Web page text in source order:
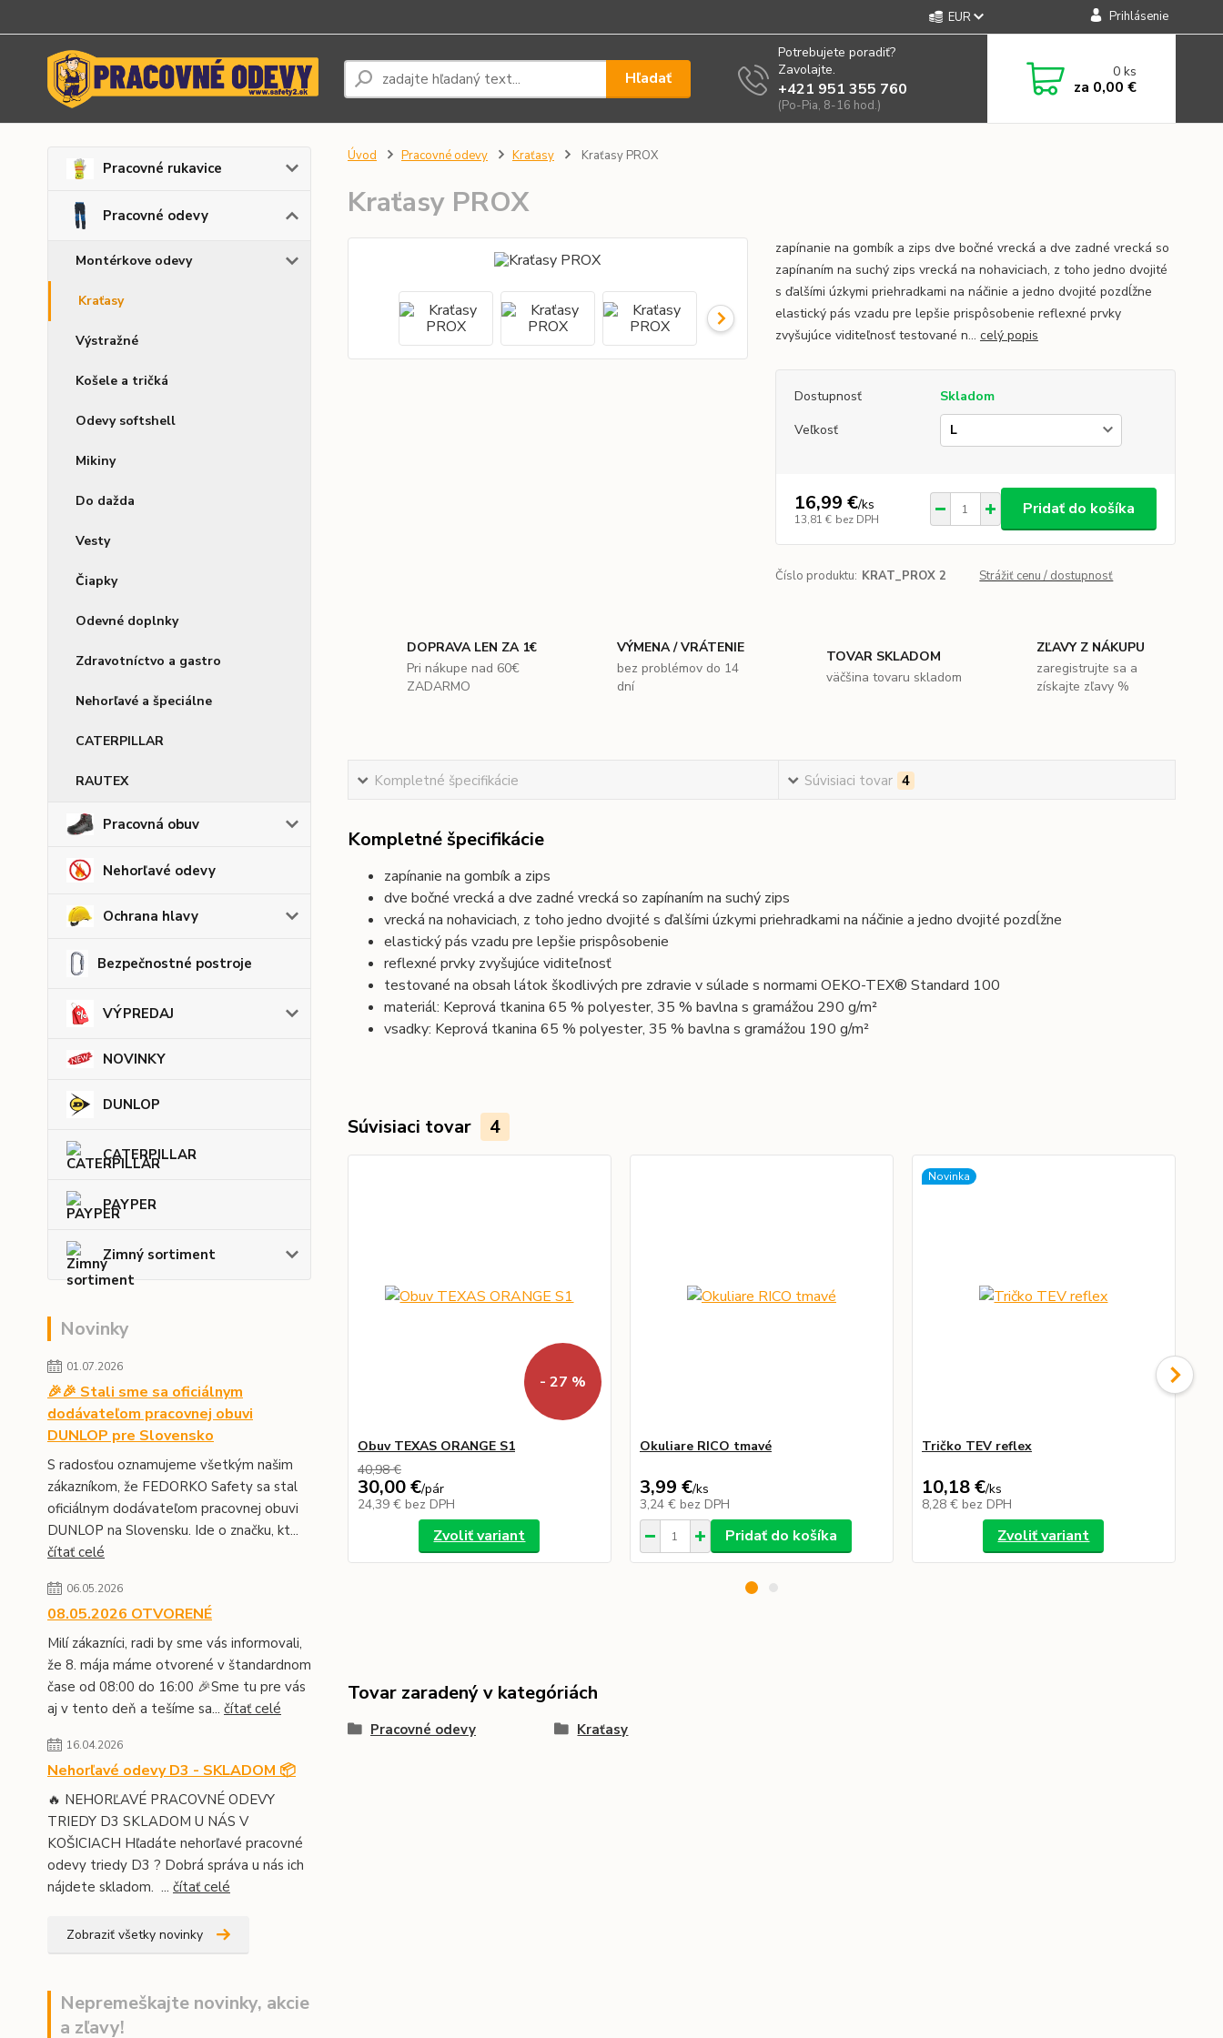
EUR Prihlásenie
Hľadať
Potrebujete poradiť?
Zavolajte.
+421 951 355 760
(Po-Pia, 8-16 hod.)
0ks
za 0,00 €
Pracovné rukavice
Pracovné odevy
Montérkove odevy
Kraťasy
Výstražné
Košele a tričká
Odevy softshell
Mikiny
Do dažda
Vesty
Čiapky
Odevné doplnky
Zdravotníctvo a gastro
Nehorľavé a špeciálne
CATERPILLAR
RAUTEX
Pracovná obuv
Nehorľavé odevy
Ochrana hlavy
Bezpečnostné postroje
VÝPREDAJ
NOVINKY
DUNLOP
CATERPILLAR
PAYPER
Zimný sortiment
Novinky
01.07.2026
🎉🎉 Stali sme sa oficiálnym
dodávateľom pracovnej obuvi
DUNLOP pre Slovensko
S radosťou oznamujeme všetkým našim
zákazníkom, že FEDORKO Safety sa stal
oficiálnym dodávateľom pracovnej obuvi
DUNLOP na Slovensku. Ide o značku, kt...
čítať celé
06.05.2026
08.05.2026 OTVORENÉ
Milí zákazníci, radi by sme vás informovali,
že 8. mája máme otvorené v štandardnom
čase od 08:00 do 16:00 🎉Sme tu pre vás
aj v tento deň a tešíme sa... čítať celé
16.04.2026
Nehorľavé odevy D3 - SKLADOM 📦
🔥 NEHORĽAVÉ PRACOVNÉ ODEVY
TRIEDY D3 SKLADOM U NÁS V
KOŠICIACH Hľadáte nehorľavé pracovné
odevy triedy D3 ? Dobrá správa u nás ich
nájdete skladom. ... čítať celé
Zobraziť všetky novinky
Nepremeškajte novinky, akcie
a zľavy!
Úvod Pracovné odevy Kraťasy Kraťasy PROX
Kraťasy PROX
zapínanie na gombík a zips dve bočné vrecká a dve zadné vrecká so
zapínaním na suchý zips vrecká na nohaviciach, z toho jedno dvojité
s ďalšími úzkymi priehradkami na náčinie a jedno dvojité pozdĺžne
elastický pás vzadu pre lepšie prispôsobenie reflexné prvky
zvyšujúce viditeľnosť testované n... celý popis
Dostupnosť
Skladom
Veľkosť
16,99 €/ks
13,81 € bez DPH
Pridať do košíka
Číslo produktu: KRAT_PROX 2 Strážiť cenu / dostupnosť
DOPRAVA LEN ZA 1€
Pri nákupe nad 60€
ZADARMO
VÝMENA / VRÁTENIE
bez problémov do 14
dní
TOVAR SKLADOM
väčšina tovaru skladom
ZĽAVY Z NÁKUPU
zaregistrujte sa a
získajte zľavy %
Kompletné špecifikácie Súvisiaci tovar 4
Kompletné špecifikácie
zapínanie na gombík a zips
dve bočné vrecká a dve zadné vrecká so zapínaním na suchý zips
vrecká na nohaviciach, z toho jedno dvojité s ďalšími úzkymi priehradkami na náčinie a jedno dvojité pozdĺžne
elastický pás vzadu pre lepšie prispôsobenie
reflexné prvky zvyšujúce viditeľnosť
testované na obsah látok škodlivých pre zdravie v súlade s normami OEKO-TEX® Standard 100
materiál: Keprová tkanina 65 % polyester, 35 % bavlna s gramážou 290 g/m²
vsadky: Keprová tkanina 65 % polyester, 35 % bavlna s gramážou 190 g/m²
Súvisiaci tovar 4
- 27 %
Obuv TEXAS ORANGE S1
40,98 €
30,00 €/pár
24,39 € bez DPH
Zvoliť variant
Okuliare RICO tmavé
3,99 €/ks
3,24 € bez DPH
Pridať do košíka
Novinka
Tričko TEV reflex
10,18 €/ks
8,28 € bez DPH
Zvoliť variant
Tovar zaradený v kategóriách
Pracovné odevy Kraťasy